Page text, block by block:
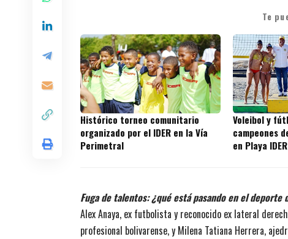
Te
Histórico torneo comunitario
organizado por el IDER en la Vía
Perimetral
Voleibol y
campeones
en Playa IDER
Fuga de talentos: ¿qué está pasando en el deporte
Alex Anaya, ex futbolista y reconocido ex lateral
profesional bolivarense, y Milena Tatiana Herrera,